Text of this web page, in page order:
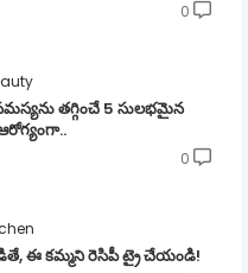
0
తగ్గించే 5 సులభమైన
0
ఈ కమ్మని రెసిపీ ట్రై చేయండి!